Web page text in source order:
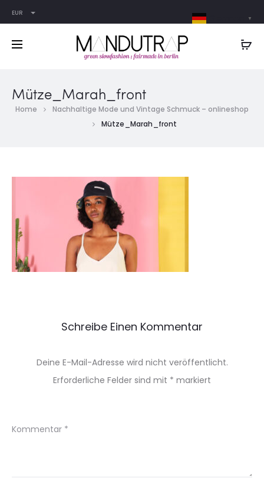
EUR
Mütze_Marah_front
Home
Nachhaltige Mode und Vintage Schmuck – onlineshop
Mütze_Marah_front
Schreibe Einen Kommentar
Deine E-Mail-Adresse wird nicht veröffentlicht.
Erforderliche Felder sind mit * markiert
Kommentar *
▼